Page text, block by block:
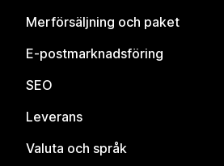
Merförsäljning och paket
E-postmarknadsföring
SEO
Leverans
Valuta och språk